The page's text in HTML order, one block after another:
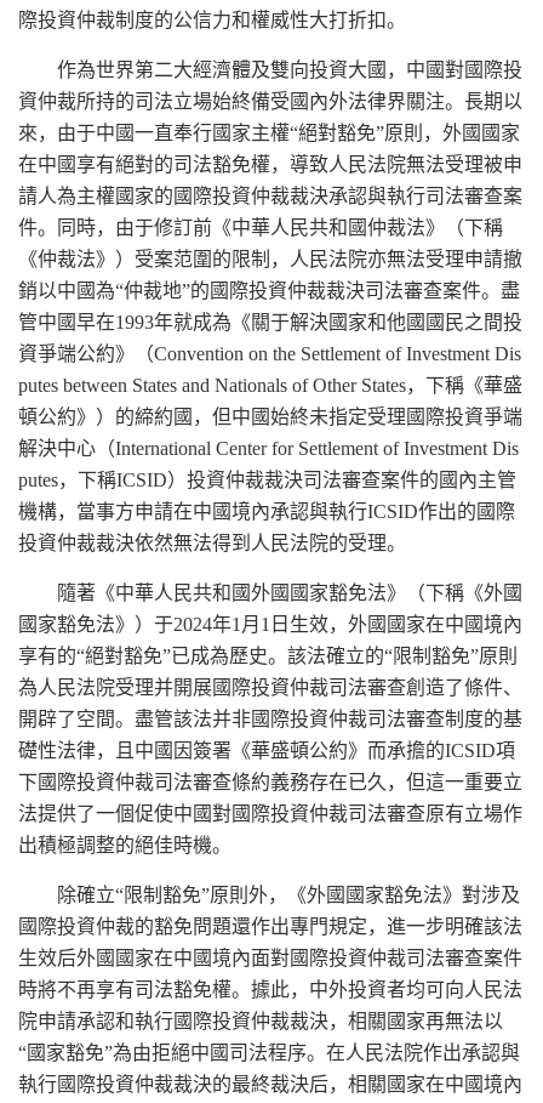
際投資仲裁制度的公信力和權威性大打折扣。
作為世界第二大經濟體及雙向投資大國，中國對國際投
資仲裁所持的司法立場始終備受國內外法律界關注。長期以
來，由于中國一直奉行國家主權“絕對豁免”原則，外國國家
在中國享有絕對的司法豁免權，導致人民法院無法受理被申
請人為主權國家的國際投資仲裁裁決承認與執行司法審查案
件。同時，由于修訂前《中華人民共和國仲裁法》（下稱
《仲裁法》）受案范圍的限制，人民法院亦無法受理申請撤
銷以中國為“仲裁地”的國際投資仲裁裁決司法審查案件。盡
管中國早在1993年就成為《關于解決國家和他國國民之間投
資爭端公約》（Convention on the Settlement of Investment Dis
putes between States and Nationals of Other States，下稱《華盛
頓公約》）的締約國，但中國始終未指定受理國際投資爭端
解決中心（International Center for Settlement of Investment Dis
putes，下稱ICSID）投資仲裁裁決司法審查案件的國內主管
機構，當事方申請在中國境內承認與執行ICSID作出的國際
投資仲裁裁決依然無法得到人民法院的受理。
隨著《中華人民共和國外國國家豁免法》（下稱《外國
國家豁免法》）于2024年1月1日生效，外國國家在中國境內
享有的“絕對豁免”已成為歷史。該法確立的“限制豁免”原則
為人民法院受理并開展國際投資仲裁司法審查創造了條件、
開辟了空間。盡管該法并非國際投資仲裁司法審查制度的基
礎性法律，且中國因簽署《華盛頓公約》而承擔的ICSID項
下國際投資仲裁司法審查條約義務存在已久，但這一重要立
法提供了一個促使中國對國際投資仲裁司法審查原有立場作
出積極調整的絕佳時機。
除確立“限制豁免”原則外，《外國國家豁免法》對涉及
國際投資仲裁的豁免問題還作出專門規定，進一步明確該法
生效后外國國家在中國境內面對國際投資仲裁司法審查案件
時將不再享有司法豁免權。據此，中外投資者均可向人民法
院申請承認和執行國際投資仲裁裁決，相關國家再無法以
“國家豁免”為由拒絕中國司法程序。在人民法院作出承認與
執行國際投資仲裁裁決的最終裁決后，相關國家在中國境內